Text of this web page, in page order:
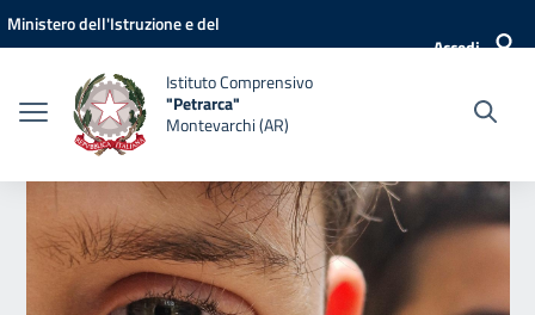
Vai ai contenuti
Vai al menu di navigazione
Vai al footer
Ministero dell'Istruzione e del
Accedi
Istituto Comprensivo
"Petrarca"
Montevarchi (AR)